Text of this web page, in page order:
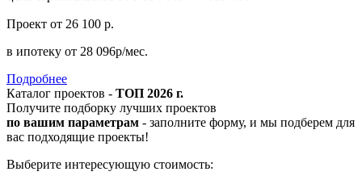
Проект от 26 100 р.
в ипотеку от 28 096р/мес.
Подробнее
Каталог проектов - ТОП 2026 г.
Получите подборку лучших проектов
по вашим параметрам - заполните форму, и мы подберем для
вас подходящие проекты!
Выберите интересующую стоимость: